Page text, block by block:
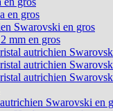
en gros
Swarovski en gros
mm en gros
autrichien
autrichien
autrichien
Swarovski en